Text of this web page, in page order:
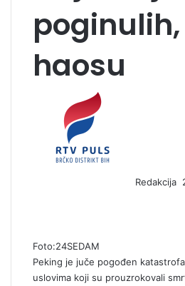
haosu
Redakcija
Foto:24SEDAM
Peking je juče pogođen
uslovima koji su prouzrokovali